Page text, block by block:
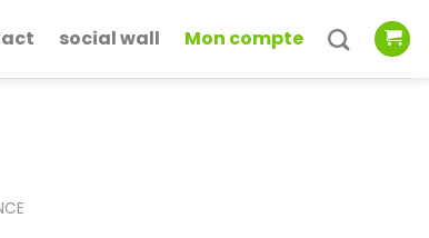
social wall Mon compte